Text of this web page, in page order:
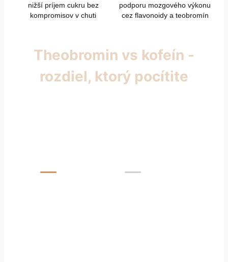
nižší príjem cukru bez
kompromisov v chuti
podporu mozgového výkonu
cez flavonoidy a teobromín
Theobromin vs kofeín -
rozdiel, ktorý pocítite
Kakao — theobromin Káva — kofeín